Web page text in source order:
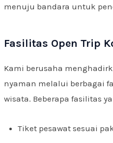
menuju bandara untuk
Fasilitas Open Trip
Kami berusaha
nyaman melalui berbagai
wisata. Beberapa fasilitas
Tiket pesawat sesuai